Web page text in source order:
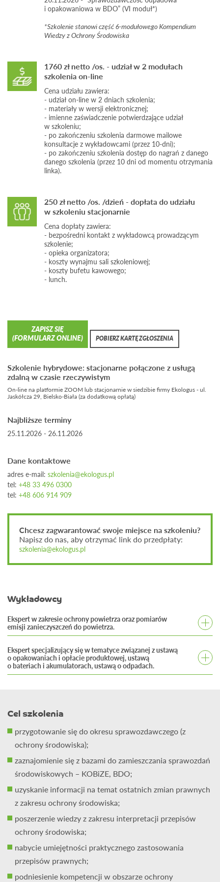
ZAPISZ SIĘ
(FORMULARZ ONLINE)
POBIERZ KARTĘ ZGŁOSZENIA
Szkolenie hybrydowe: stacjonarne połączone z usługą
zdalną w czasie rzeczywistym
On-line na platformie ZOOM lub stacjonarnie w siedzibie firmy Ekologus - ul.
Jaskółcza 29, Bielsko-Biała (za dodatkową opłatą)
Najbliższe terminy
25.11.2026 - 26.11.2026
Dane kontaktowe
adres e-mail: szkolenia@ekologus.pl
tel: +48 33 496 0300
tel: +48 606 914 909
Chcesz zagwarantować swoje miejsce na szkoleniu?
Napisz do nas, aby otrzymać link do przedpłaty:
szkolenia@ekologus.pl
w związku z wymaganiami emisyjnych IED (Przejściowy
ciepłownicza);
zasady łączenia źródeł spalania paliw.
Szczegółowe wymagania rozporządzenia z 1 marca 2018
r. w sprawie standardów emisyjnych dla niektórych
rodzajów instalacji, źródeł spalania paliw oraz urządzeń
spalania lub współspalania odpadów oraz rozporządzenia
z 7 września 2021 r. w sprawie wymagań w zakresie
prowadzenia pomiarów wielkości emisji oraz pomiarów
ilości pobieranej wody – dotyczące:
instalacji spalania paliw;
instalacji spalania i współspalania odpadów;
instalacji, w których używane są rozpuszczalniki
organiczne zawierające LZO (procesy
rozpuszczalnikowe, do których stosuje się wymagania
standardów, plany obniżenia emisji – warunki i zasady
stosowania planów, pomiary wielkości emisji LZO).
Przepisy wykonawcze do ustawy Prawo Ochrony
Środowiska związane z transpozycją dyrektywy
2015/2193/UE w sprawie ograniczenia emisji niektórych
zanieczyszczeń do powietrza ze średnich obiektów
energetycznego spalania (MCP).
Obowiązki wynikające z Prawa Ochrony Środowiska
w zakresie sprawozdawczości:
sprawozdania z emisji do KOBiZE;
bilans LZO.
System kaucyjny – jakie podmioty są obowiązane
uczestniczyć oraz jakie są zwolnione.
Produkty jednorazowego użytku z tworzyw
sztucznych, opłata SUP
Opłata Konsumencka SUP;
Opłata Producencka SUP;
Praca na indywidualnym koncie w Bazie BDO
Moduły do prowadzenia ewidencji odpadów;
Sporządzanie sprawozdań w BDO;
Opakowania i produkty w opakowaniach;
Produkty (oleje, opony, smary);
SUP;
Baterie i akumulatory;
Sprzęt elektryczny i elektroniczny;
i opakowaniowa w BDO” (VI moduł*)
*Szkolenie stanowi część 6-modułowego Kompendium
Wiedzy z Ochrony Środowiska
1760 zł netto /os. - udział w 2 modułach
szkolenia on-line
Cena udziału zawiera:
- udział on-line w 2 dniach szkolenia;
- materiały w wersji elektronicznej;
- imienne zaświadczenie potwierdzające udział
w szkoleniu;
- po zakończeniu szkolenia darmowe mailowe
konsultacje z wykładowcami (przez 10-dni);
- po zakończeniu szkolenia dostęp do nagrań z danego
danego szkolenia (przez 10 dni od momentu otrzymania
linka).
250 zł netto /os. /dzień - dopłata do udziału
w szkoleniu stacjonarnie
Cena dopłaty zawiera:
- bezpośredni kontakt z wykładowcą prowadzącym
szkolenie;
- opieka organizatora;
- koszty wynajmu sali szkoleniowej;
- koszty bufetu kawowego;
- lunch.
Wykładowcy
Ekspert w zakresie ochrony powietrza oraz pomiarów
emisji zanieczyszczeń do powietrza.
na środowisko, emisji zanieczyszczeń z instalacji
do powietrza, pomiarów emisyjnych. Prowadzi szkolenia
przekształcania odpadów, ocen o oddziaływaniu
wieloletnie doświadczenie praktyczne w zakresie
projektowania, nadzoru nad wykonaniem
oraz uruchamianiem instalacji/urządzeń do oczyszczania
powietrza. Współautor wielu opracowań środowiskowych
i analiz eksperckich, także w zakresie ocen oddziaływania
na środowisko.
Ekspert specjalizujący się w tematyce związanej z ustawą
o opakowaniach i opłacie produktowej, ustawą
o bateriach i akumulatorach, ustawą o odpadach.
Politechniki Częstochowskiej i Uniwersytetu Śląskiego)
i szkoleniowca w zakresie ochrony środowiska.
Cel szkolenia
przygotowanie się do okresu sprawozdawczego (z
ochrony środowiska);
zaznajomienie się z bazami do zamieszczania sprawozdań
środowiskowych – KOBiZE, BDO;
uzyskanie informacji na temat ostatnich zmian prawnych
z zakresu ochrony środowiska;
poszerzenie wiedzy z zakresu interpretacji przepisów
ochrony środowiska;
nabycie umiejętności praktycznego zastosowania
przepisów prawnych;
podniesienie kompetencji w obszarze ochrony